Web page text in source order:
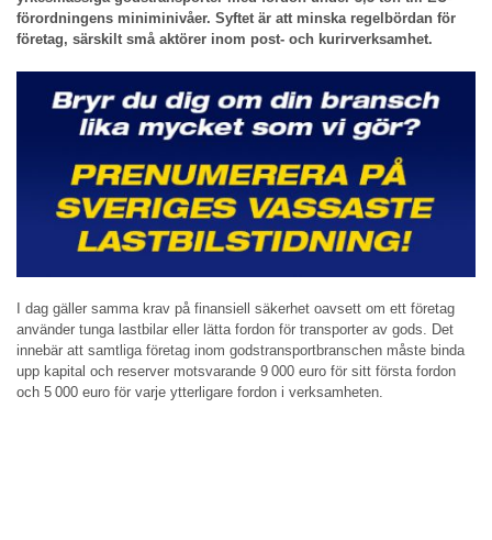
förordningens miniminivåer. Syftet är att minska regelbördan för
företag, särskilt små aktörer inom post- och kurirverksamhet.
I dag gäller samma krav på finansiell säkerhet oavsett om ett företag
använder tunga lastbilar eller lätta fordon för transporter av gods. Det
innebär att samtliga företag inom godstransportbranschen måste binda
upp kapital och reserver motsvarande 9 000 euro för sitt första fordon
och 5 000 euro för varje ytterligare fordon i verksamheten.